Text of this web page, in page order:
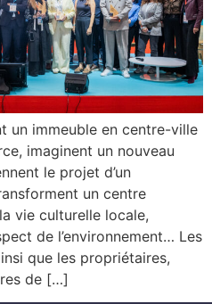
un immeuble en centre-ville
imaginent un nouveau
le projet d’un
un centre
vie culturelle locale,
de l’environnement… Les
que les propriétaires,
de […]